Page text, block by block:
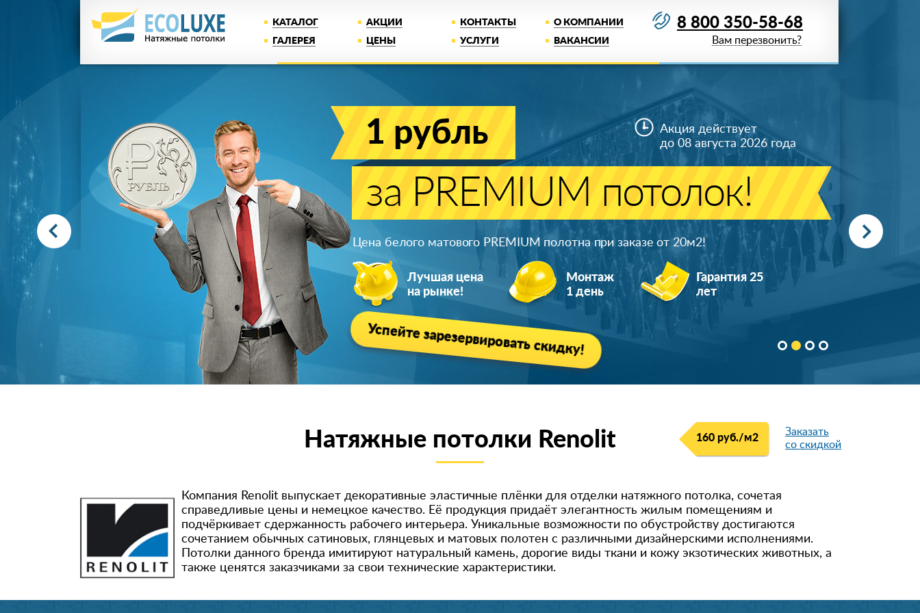
КАТАЛОГ АКЦИИ КОНТАКТЫ
О КОМПАНИИ
ГАЛЕРЕЯ
ЦЕНЫ УСЛУГИ ВАКАНСИИ
8 800 350-58-68
Вам перезвонить?
1 рубль
за PREMIUM потолок!
Акция действует
до 08 августа 2026 года
Цена белого матового PREMIUM полотна при заказе от 20м2!
Лучшая цена
на рынке!
Монтаж
1 день
Гарантия 25
лет
Успейте зарезервировать скидку!
160 руб./м2
Заказать
со скидкой
Натяжные потолки Renolit
Компания Renolit выпускает декоративные эластичные плёнки для отделки натяжного потолка, сочетая
справедливые цены и немецкое качество. Её продукция придаёт элегантность жилым помещениям и
подчёркивает сдержанность рабочего интерьера. Уникальные возможности по обустройству достигаются
сочетанием обычных сатиновых, глянцевых и матовых полотен с различными дизайнерскими исполнениями.
Потолки данного бренда имитируют натуральный камень, дорогие виды ткани и кожу экзотических животных, а
также ценятся заказчиками за свои технические характеристики.